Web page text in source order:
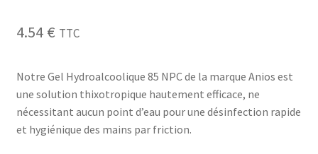
4.54 € TTC
Notre Gel Hydroalcoolique 85 NPC de la marque Anios est
une solution thixotropique hautement efficace, ne
nécessitant aucun point d’eau pour une désinfection rapide
et hygiénique des mains par friction.